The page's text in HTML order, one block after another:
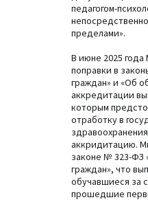
педагогом-
пределами».
В июне 2025
поправки в
граждан» и «Об
аккредитации
которым
отработку в
аккридитацию.
законе № 323-ФЗ
граждан», что
обучавшиеся за
прошедшие